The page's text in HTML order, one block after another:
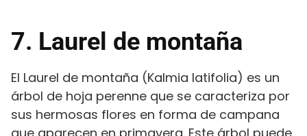
7. Laurel de montaña
El Laurel de montaña (Kalmia latifolia) es un
árbol de hoja perenne que se caracteriza por
sus hermosas flores en forma de campana